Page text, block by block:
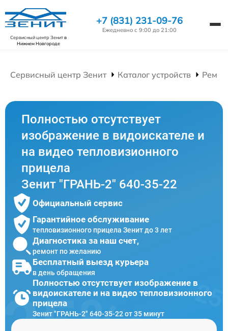
Сервисный центр Зенитв
Нижнем Новгороде
+7 (831) 231-09-76
Ежедневно с 9:00 до 21:00
Сервисный центр Зенит Каталог устройств
Полностью отсутствует
изображение в видоискателе и
на видео тепловизионного
прицела
Зенит "ГРАНЬ-2" 640-35-22
Официальный сервис
Гарантийное обслуживание
тепловизионного прицела Зенит до 3 лет
Диагностика за наш счет,
ремонт по желанию
Бесплатный выезд курьера
в день обращения
Полностью отсутствует изображение в
видоискателе и на видео тепловизионного
прицела
Зенит "ГРАНЬ-2" 640-35-22 от 35 минут